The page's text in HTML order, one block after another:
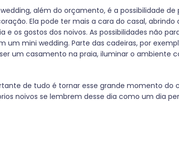
além do orçamento, é a possibilidade de
Ela pode ter mais a cara do casal, abrindo
os gostos dos noivos. As possibilidades não
mini wedding. Parte das cadeiras, por
um casamento na praia, iluminar o ambiente
de tudo é tornar esse grande momento do
noivos se lembrem desse dia como um dia